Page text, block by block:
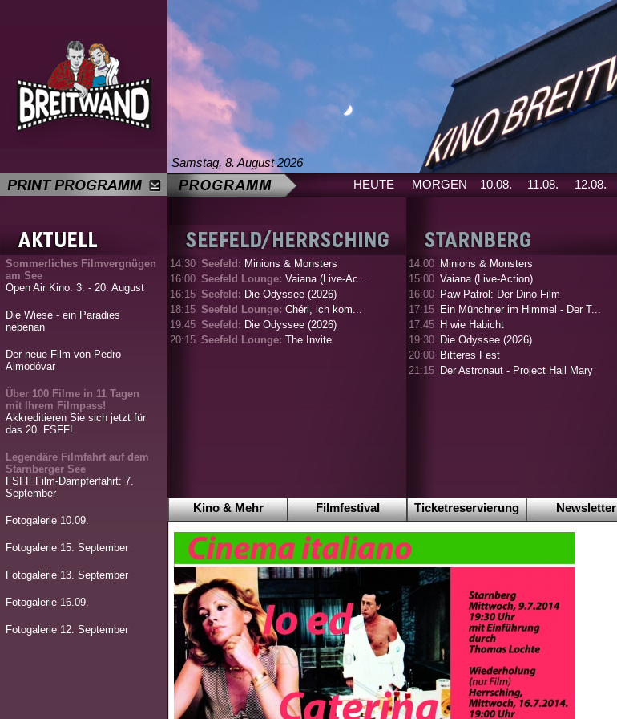
Samstag, 8. August 2026
HEUTE
MORGEN 10.08. 11.08. 12.08.
Sommerliches Filmvergnügen
am See
Open Air Kino: 3. - 20. August
Die Wiese - ein Paradies
nebenan
Der neue Film von Pedro
Almodóvar
Über 100 Filme in 11 Tagen
mit Ihrem Filmpass!
Akkreditieren Sie sich jetzt für
das 20. FSFF!
Legendäre Filmfahrt auf dem
Starnberger See
FSFF Film-Dampferfahrt: 7.
September
Fotogalerie 10.09.
Fotogalerie 15. September
Fotogalerie 13. September
Fotogalerie 16.09.
Fotogalerie 12. September
14:30 Seefeld: Minions & Monsters
16:00 Seefeld Lounge: Vaiana (Live-Ac...
16:15 Seefeld: Die Odyssee (2026)
18:15 Seefeld Lounge: Chéri, ich kom...
19:45 Seefeld: Die Odyssee (2026)
20:15 Seefeld Lounge: The Invite
14:00 Minions & Monsters
15:00 Vaiana (Live-Action)
16:00 Paw Patrol: Der Dino Film
17:15 Ein Münchner im Himmel - Der T...
17:45 H wie Habicht
19:30 Die Odyssee (2026)
20:00 Bitteres Fest
21:15 Der Astronaut - Project Hail Mary
Kino & Mehr Filmfestival Ticketreservierung Newsletter